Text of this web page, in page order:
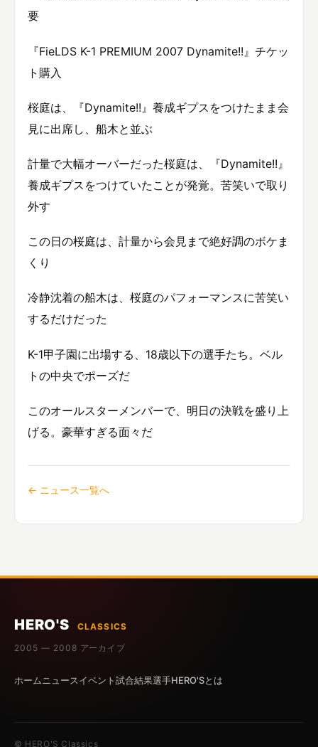
要
『FieLDS K-1 PREMIUM 2007 Dynamite!!』チケッ
ト購入
桜庭は、『Dynamite!!』養成ギプスをつけたまま会
見に出席し、船木と並ぶ
計量で大幅オーバーだった桜庭は、『Dynamite!!』
養成ギプスをつけていたことが発覚。苦笑いで取り
外す
この日の桜庭は、計量から会見まで絶好調のボケま
くり
冷静沈着の船木は、桜庭のパフォーマンスに苦笑い
するだけだった
K-1甲子園に出場する、18歳以下の選手たち。ベル
トの中央でポーズだ
このオールスターメンバーで、明日の決戦を盛り上
げる。豪華すぎる面々だ
← ニュース一覧へ
HERO'S
CLASSICS
2005 — 2008 アーカイブ
ホームニュースイベント試合結果選手HERO'Sとは
© HERO'S Classics